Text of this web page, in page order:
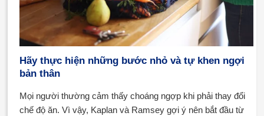
Hãy thực hiện những bước nhỏ và tự khen ngợi
bản thân
Mọi người thường cảm thấy choáng ngợp khi phải thay đổi
chế độ ăn. Vì vậy, Kaplan và Ramsey gợi ý nên bắt đầu từ